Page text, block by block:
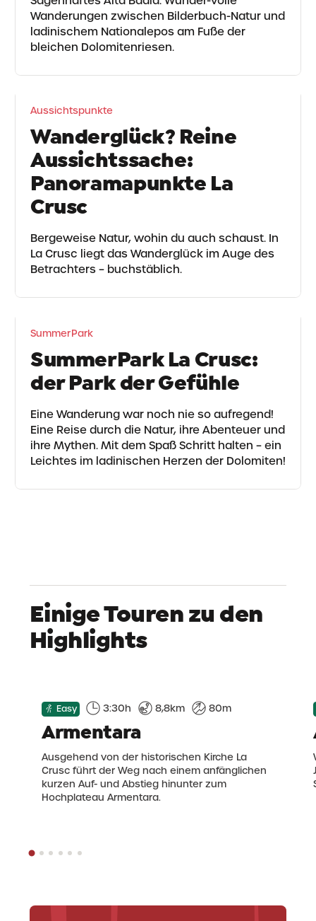
Wanderungen zwischen Bilderbuch-Natur und
ladinischem Nationalepos am Fuße der
bleichen Dolomitenriesen.
Aussichtspunkte
Wanderglück? Reine
Aussichtssache:
Panoramapunkte La
Crusc
Bergeweise Natur, wohin du auch schaust. In
La Crusc liegt das Wanderglück im Auge des
Betrachters – buchstäblich.
SummerPark
SummerPark La Crusc:
der Park der Gefühle
Eine Wanderung war noch nie so aufregend!
Eine Reise durch die Natur, ihre Abenteuer und
ihre Mythen. Mit dem Spaß Schritt halten – ein
Leichtes im ladinischen Herzen der Dolomiten!
Einige Touren zu den
Highlights
Easy 3:30h 8,8km 80m
Armentara
Ausgehend von der historischen Kirche La
Crusc führt der Weg nach einem anfänglichen
kurzen Auf- und Abstieg hinunter zum
Hochplateau Armentara.